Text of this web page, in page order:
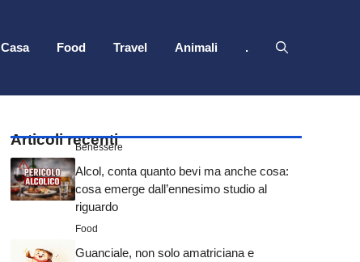
Casa Food Travel Animali .
Articoli recenti
Benessere
Alcol, conta quanto bevi ma anche cosa:
cosa emerge dall’ennesimo studio al
riguardo
Food
Guanciale, non solo amatriciana e